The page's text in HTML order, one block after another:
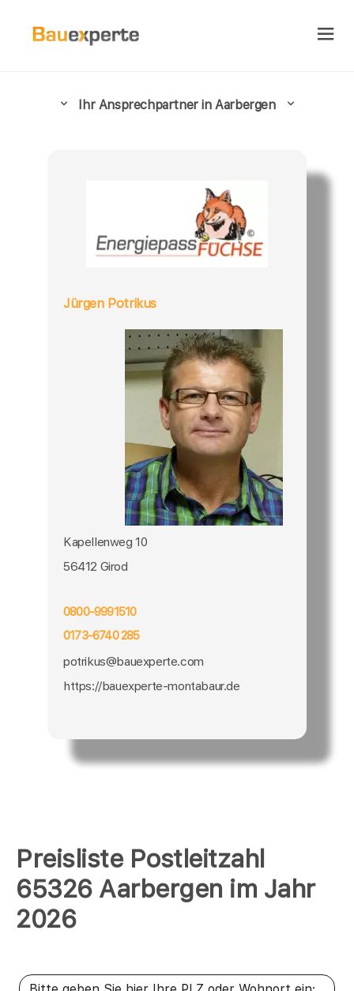
Preisliste Postleitzahl
65326 Aarbergen im Jahr
2026
Ihr Ansprechpartner in Aarbergen
Jürgen Potrikus
Kapellenweg 10
56412 Girod
0800-9991510
0173-6740 285
potrikus@bauexperte.com
https://bauexperte-montabaur.de